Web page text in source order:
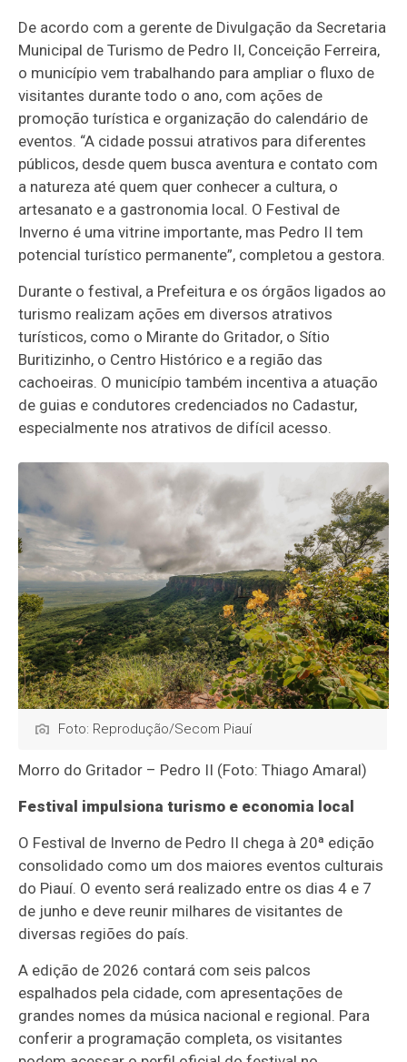
De acordo com a gerente de Divulgação da Secretaria
Municipal de Turismo de Pedro II, Conceição Ferreira,
o município vem trabalhando para ampliar o fluxo de
visitantes durante todo o ano, com ações de
promoção turística e organização do calendário de
eventos. “A cidade possui atrativos para diferentes
públicos, desde quem busca aventura e contato com
a natureza até quem quer conhecer a cultura, o
artesanato e a gastronomia local. O Festival de
Inverno é uma vitrine importante, mas Pedro II tem
potencial turístico permanente”, completou a gestora.
Durante o festival, a Prefeitura e os órgãos ligados ao
turismo realizam ações em diversos atrativos
turísticos, como o Mirante do Gritador, o Sítio
Buritizinho, o Centro Histórico e a região das
cachoeiras. O município também incentiva a atuação
de guias e condutores credenciados no Cadastur,
especialmente nos atrativos de difícil acesso.
Foto: Reprodução/Secom Piauí
Morro do Gritador – Pedro II (Foto: Thiago Amaral)
Festival impulsiona turismo e economia local
O Festival de Inverno de Pedro II chega à 20ª edição
consolidado como um dos maiores eventos culturais
do Piauí. O evento será realizado entre os dias 4 e 7
de junho e deve reunir milhares de visitantes de
diversas regiões do país.
A edição de 2026 contará com seis palcos
espalhados pela cidade, com apresentações de
grandes nomes da música nacional e regional. Para
conferir a programação completa, os visitantes